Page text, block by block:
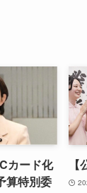
カード化
算特別委